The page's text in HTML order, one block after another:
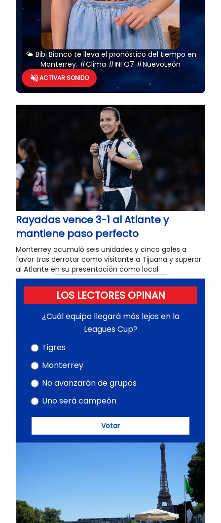
🌤️ Bibi Bianco te lleva el pronóstico del tiempo en
Monterrey. #Clima #INFO7 #NuevoLeón
ACTIVAR SONIDO
Rayadas vence 3-1 al Atlante y
mantiene paso perfecto
Monterrey acumuló seis unidades y cinco goles a
favor tras derrotar como visitante a Tijuana y superar
al Atlante en su presentación como local
LOS LECTORES OPINAN
¿Cuál equipo llegará más lejos en la
Leagues Cup?
Tigres
Monterrey
No avanzarán de grupos
Uno será campeón
Votar